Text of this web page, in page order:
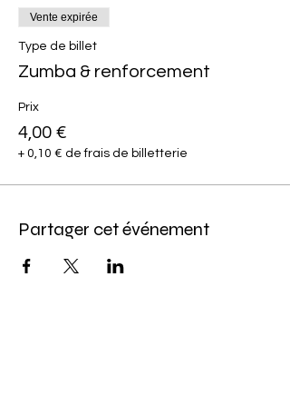
Vente expirée
Type de billet
Zumba & renforcement
Prix
4,00 €
+ 0,10 € de frais de billetterie
Partager cet événement